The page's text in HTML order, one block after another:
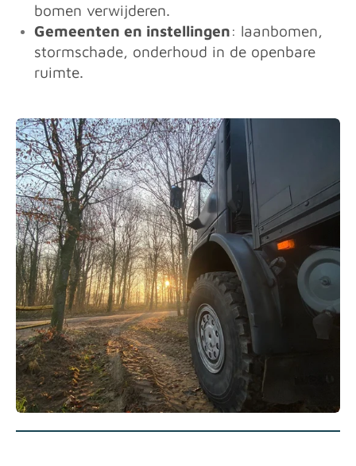
bomen verwijderen.
Gemeenten en instellingen: laanbomen,
stormschade, onderhoud in de openbare
ruimte.